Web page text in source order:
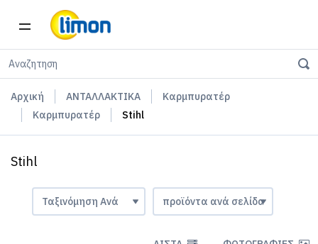
Αρχική ΑΝΤΑΛΛΑΚΤΙΚΑ
Καρμπυρατέρ
Καρμπυρατέρ
Stihl
Stihl